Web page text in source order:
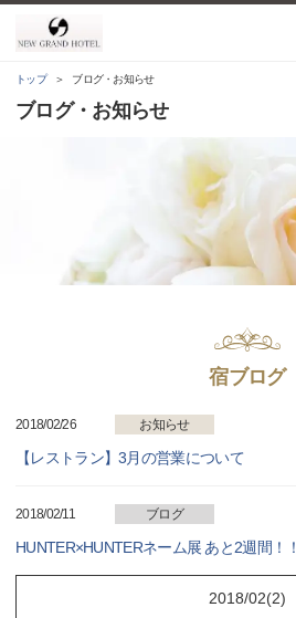
トップ ブログ・お知らせ
ブログ・お知らせ
宿ブログ
2018/02/26 お知らせ
【レストラン】3月の営業について
2018/02/11 ブログ
HUNTER×HUNTERネーム展 あと2週間！！